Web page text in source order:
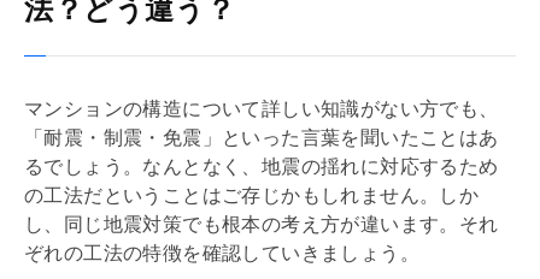
法？どう違う？
マンションの構造について詳しい知識がない方でも、
「耐震 ・ 制震 ・ 免震 」といった言葉を聞いたことはあ
るでしょう。なんとなく、地震の揺れに対応するため
の工法だということはご存じかもしれません。しか
し、同じ地震対策でも根本の考え方が違います。それ
ぞれの工法の特徴を確認していきましょう。